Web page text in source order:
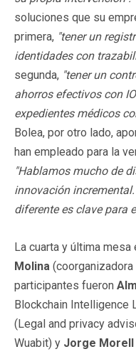
soluciones que su
primera, "tener un
identidades con
segunda, "tener un
ahorros efectivos con
expedientes médicos
Bolea, por otro lado,
han empleado para la
"Hablamos mucho de
innovación
diferente es clave para
La cuarta y última
Molina
participantes fueron
Blockchain Intelligence
(Legal and privacy
Wuabit) y Jorge Morell